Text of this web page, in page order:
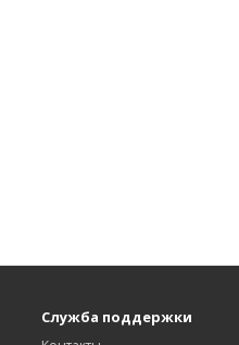
Служба поддержки